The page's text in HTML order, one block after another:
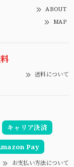
ABOUT
MAP
送料について
キャリア決済
Pay
お支払い方法について